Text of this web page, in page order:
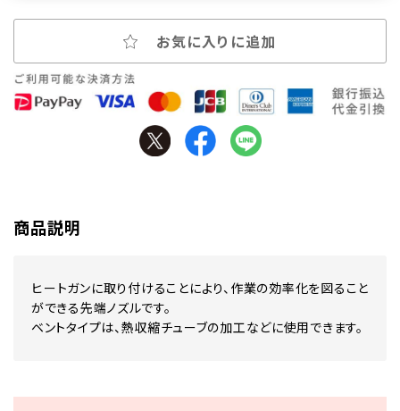
お気に入りに追加
商品説明
ヒートガンに取り付けることにより、作業の効率化を図ること
ができる先端ノズルです。
ベントタイプは、熱収縮チューブの加工などに使用できます。